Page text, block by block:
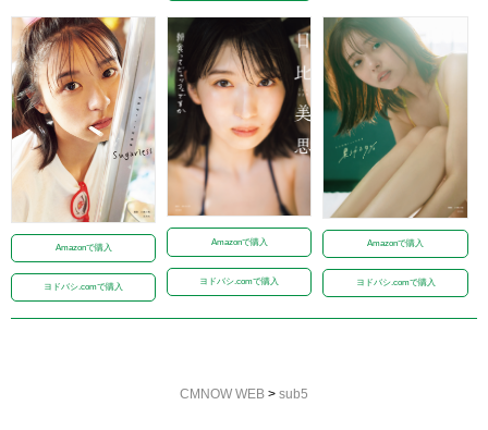
Amazonで購入
ヨドバシ.comで購入
Amazonで購入
ヨドバシ.comで購入
Amazonで購入
ヨドバシ.comで購入
CMNOW WEB > sub5